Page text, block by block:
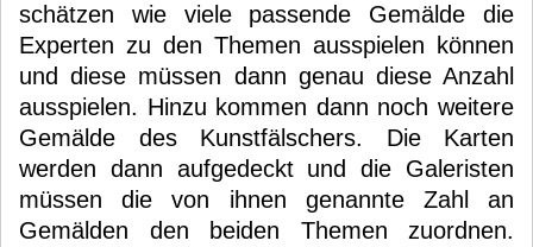
schätzen wie viele passende Gemälde die
Experten zu den Themen ausspielen können
und diese müssen dann genau diese Anzahl
ausspielen. Hinzu kommen dann noch weitere
Gemälde des Kunstfälschers. Die Karten
werden dann aufgedeckt und die Galeristen
müssen die von ihnen genannte Zahl an
Gemälden den beiden Themen zuordnen.